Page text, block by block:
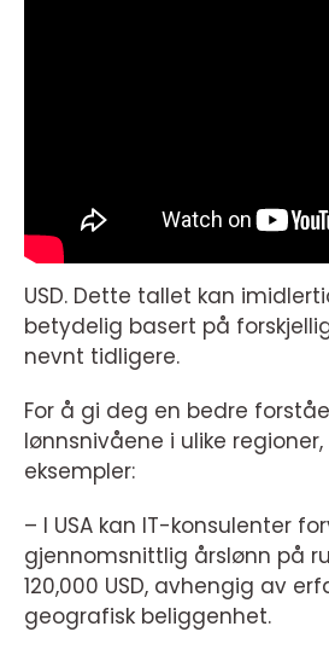
USD. Dette tallet kan
betydelig basert på
nevnt tidligere.
For å gi deg en bedre
lønnsnivåene i ulike
eksempler:
– I USA kan IT-konsulenter
gjennomsnittlig årslønn på
120,000 USD, avhengig av
geografisk beliggenhet.